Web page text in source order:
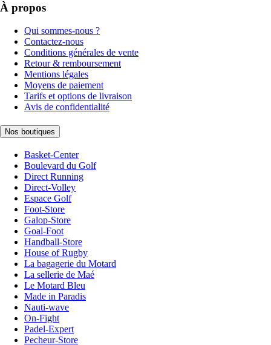
À propos
Qui sommes-nous ?
Contactez-nous
Conditions générales de vente
Retour & remboursement
Mentions légales
Moyens de paiement
Tarifs et options de livraison
Avis de confidentialité
Nos boutiques
Basket-Center
Boulevard du Golf
Direct Running
Direct-Volley
Espace Golf
Foot-Store
Galop-Store
Goal-Foot
Handball-Store
House of Rugby
La bagagerie du Motard
La sellerie de Maé
Le Motard Bleu
Made in Paradis
Nauti-wave
On-Fight
Padel-Expert
Pecheur-Store